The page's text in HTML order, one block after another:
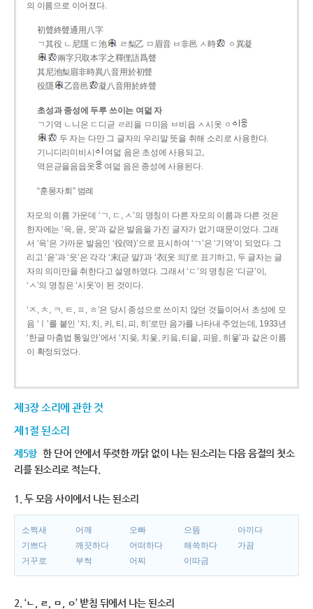
의 이름으로 이어졌다.
初聲終聲通用八字
ㄱ其役 ㄴ尼隱 ㄷ池
ㄹ梨乙 ㅁ眉音 ㅂ非邑 ㅅ時
ㆁ異凝
兩字只取本字之釋俚語爲聲
其尼池梨眉非時異八音用於初聲
役隱
乙音邑 凝八音用於終聲
초성과 종성에 두루 쓰이는 여덟 자
ㄱ기역 ㄴ니은 ㄷ디귿 ㄹ리을 ㅁ미음 ㅂ비읍 ㅅ시옷 ㆁ
두 자는 다만 그 글자의 우리말 뜻을 취해 소리로 사용한다.
기니디리미비시
여덟 음은 초성에 사용되고,
역은귿을음읍옷
여덟 음은 종성에 사용된다.
“훈몽자회” 범례
자모의 이름 가운데 ‘ㄱ, ㄷ, ㅅ’의 명칭이 다른 자모의 이름과 다른 것은
한자에는 ‘윽, 읃, 읏’과 같은 발음을 가진 글자가 없기 때문이었다. 그래
서 ‘윽’은 가까운 발음인 ‘役(역)’으로 표시하여 ‘ㄱ’은 ‘기역’이 되었다. 그
리고 ‘읃’과 ‘읏’은 각각 ‘末(귿 말)’과 ‘衣(옷 의)’로 표기하고, 두 글자는 글
자의 의미만을 취한다고 설명하였다. 그래서 ‘ㄷ’의 명칭은 ‘디귿’이,
‘ㅅ’의 명칭은 ‘시옷’이 된 것이다.
‘ㅈ, ㅊ, ㅋ, ㅌ, ㅍ, ㅎ’은 당시 종성으로 쓰이지 않던 것들이어서 초성에 모
음 ‘ㅣ’를 붙인 ‘지, 치, 키, 티, 피, 히’로만 음가를 나타내 주었는데, 1933년
‘한글 마춤법 통일안’에서 ‘지읒, 치읓, 키읔, 티읕, 피읖, 히읗’과 같은 이름
이 확정되었다.
제3장 소리에 관한 것
제1절 된소리
제5항 한 단어 안에서 뚜렷한 까닭 없이 나는 된소리는 다음 음절의 첫소
리를 된소리로 적는다.
1. 두 모음 사이에서 나는 된소리
소쩍새 어깨 오빠 으뜸
아끼다
기쁘다
깨끗하다 어떠하다 해쓱하다
가끔
거꾸로
부썩 어찌 이따금
2. ‘ㄴ, ㄹ, ㅁ, ㅇ’ 받침 뒤에서 나는 된소리